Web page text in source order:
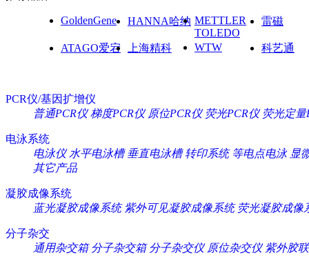
GoldenGene HANNA哈纳 METTLER
TOLEDO
雷磁
ATAGO爱宕 上海精科 WTW 科艺通
PCR仪/基因扩增仪
普通PCR仪 梯度PCR仪 原位PCR仪 荧光PCR仪 荧光定量
电泳系统
电泳仪 水平电泳槽 垂直电泳槽 转印系统 等电点电泳 显
其它产品
凝胶成像系统
蓝光凝胶成像系统 紫外可见凝胶成像系统 荧光凝胶成像
分子杂交
通用杂交箱 分子杂交箱 分子杂交仪 原位杂交仪 紫外胶